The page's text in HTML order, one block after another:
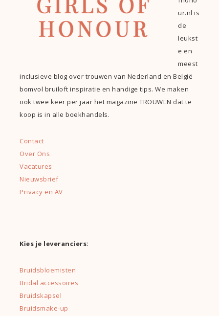
ur.nl is
de
leukst
e en
meest
inclusieve blog over trouwen van Nederland en België
bomvol bruiloft inspiratie en handige tips. We maken
ook twee keer per jaar het magazine TROUWEN dat te
koop is in alle boekhandels.
Contact
Over Ons
Vacatures
Nieuwsbrief
Privacy en AV
Kies je leveranciers:
Bruidsbloemisten
Bridal accessoires
Bruidskapsel
Bruidsmake-up